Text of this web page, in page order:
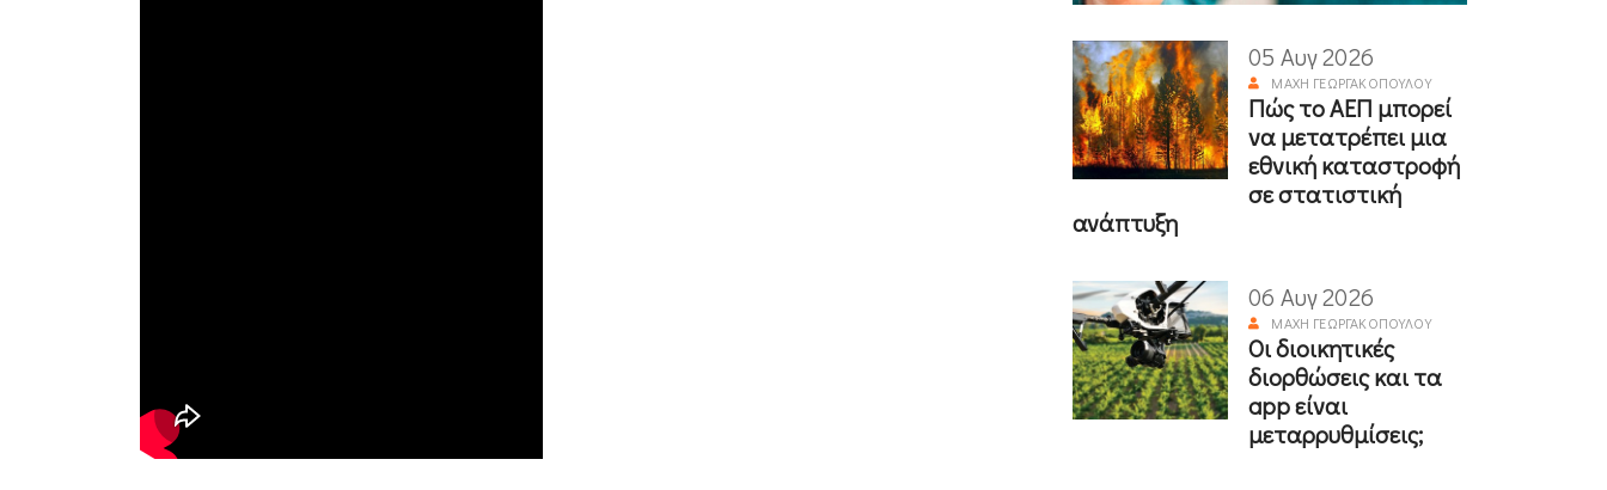
05 Αυγ 2026
ΜΆΧΗ ΓΕΩΡΓΑΚΟΠΟΎΛΟΥ
Πώς το ΑΕΠ μπορεί
να μετατρέπει μια
εθνική καταστροφή
σε στατιστική
ανάπτυξη
06 Αυγ 2026
ΜΆΧΗ ΓΕΩΡΓΑΚΟΠΟΎΛΟΥ
Οι διοικητικές
διορθώσεις και τα
app είναι
μεταρρυθμίσεις;